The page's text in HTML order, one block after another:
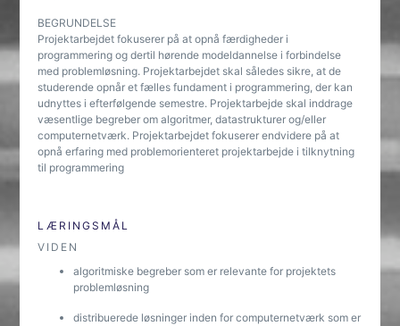
BEGRUNDELSE
Projektarbejdet fokuserer på at opnå færdigheder i
programmering og dertil hørende modeldannelse i forbindelse
med problemløsning. Projektarbejdet skal således sikre, at de
studerende opnår et fælles fundament i programmering, der kan
udnyttes i efterfølgende semestre. Projektarbejde skal inddrage
væsentlige begreber om algoritmer, datastrukturer og/eller
computernetværk. Projektarbejdet fokuserer endvidere på at
opnå erfaring med problemorienteret projektarbejde i tilknytning
til programmering
LÆRINGSMÅL
VIDEN
algoritmiske begreber som er relevante for projektets
problemløsning
distribuerede løsninger inden for computernetværk som er